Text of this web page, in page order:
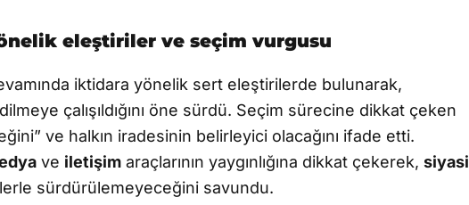
eleştiriler ve seçim vurgusu
iktidara yönelik sert eleştirilerde bulunarak,
çalışıldığını öne sürdü. Seçim sürecine dikkat çeken
ve halkın iradesinin belirleyici olacağını ifade etti.
ve iletişim araçlarının yaygınlığına dikkat çekerek, siyasi
sürdürülemeyeceğini savundu.